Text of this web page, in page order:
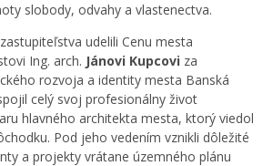
slobody, odvahy a vlastenectva.
udelili Cenu mesta
Ing. arch. Jánovi Kupcovi za
rozvoja a identity mesta Banská
celý svoj profesionálny život
hlavného architekta mesta, ktorý viedol
Pod jeho vedením vznikli dôležité
a projekty vrátane územného plánu